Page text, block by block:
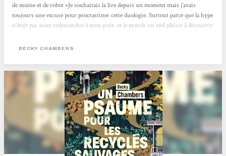
de moine et de robot »Je souhaitais la lire depuis un moment mais j’avais
toujours une excuse pour procrastiner cette duologie. Surtout parce que la hype
n’était pas assez redescendue à mon goût, et je prends un réel plaisir à découvrir
).C’était aussi une grande première pour moi car j’avais beau entendre souvent
BECKY CHAMBERS